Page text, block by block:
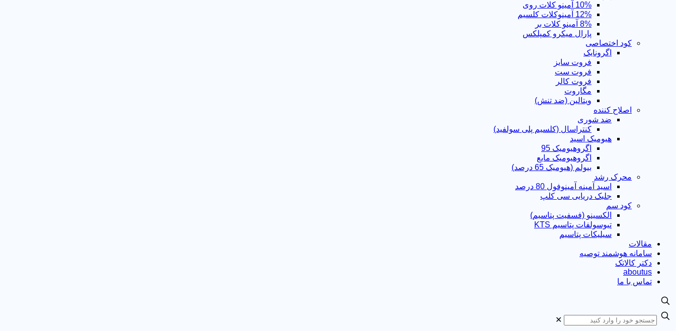
10% آمینو کلات روی
12% آمینوکلات کلسیم
8% آمینو کلات بر
پارال میکرو کمپلکس
کود اختصاصی
اگرونایک
فروت سایز
فروت ست
فروت کالر
مگاروت
ویتالین (ضد تنش)
اصلاح کننده
ضد شوری
کنتراسال (کلسیم پلی سولفید)
هیومیک اسید
اگروهیومیک 95
اگروهیومیک مایع
بیولم (هیومیک 65 درصد)
محرک رشد
اسید آمینه آمینوفول 80 درصد
جلبک دریایی سی کلپ
کود سم
الکسینو (فسفیت پتاسیم)
تیوسولفات پتاسیم KTS
سیلیکات پتاسیم
مقالات
سامانه هوشمند توصیه
دکتر کالاتک
aboutus
تماس با ما
✕